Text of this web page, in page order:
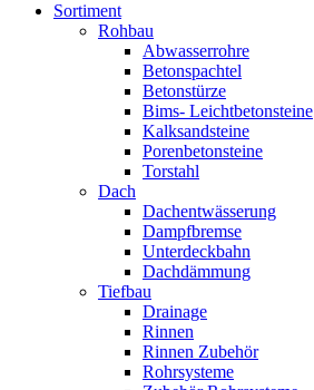
Sortiment
Rohbau
Abwasserrohre
Betonspachtel
Betonstürze
Bims- Leichtbetonsteine
Kalksandsteine
Porenbetonsteine
Torstahl
Dach
Dachentwässerung
Dampfbremse
Unterdeckbahn
Dachdämmung
Tiefbau
Drainage
Rinnen
Rinnen Zubehör
Rohrsysteme